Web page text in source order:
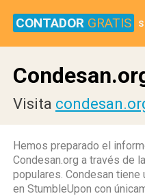
CONTADOR GRATIS
Visita
Hemos preparado el
Condesan.org a través de
populares. Condesan tiene
en StumbleUpon con